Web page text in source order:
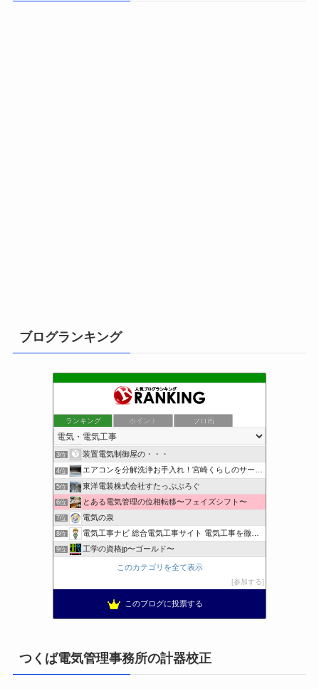
ブログランキング
ランキング ポイント ブロ画
小さな引越し屋と電気工事屋の奮闘記
2位 クリーンライフ始めまして
3位 装置電気制御屋の・・・
4位 エアコンを分解洗浄お手入れ！宮崎くらしのサービス
5位 東洋電装株式会社すたっぷぶろぐ
6位 とある電気管理の位相転移〜フェイズシフト〜
7位 電気の泉
8位 電気工事ナビ 総合電気工事サイト 電気工事を徹底解説
9位 工学の資格jp〜ゴールド〜
日置空調 | エアコン取付 鹿児島 | 鹿児島のエアコン工事
太陽光発電で、第二の年金.JP茨城県鹿嶋市赤嶺電研企画ブログ
このカテゴリを全て表示
参加する
このブログに投票する
つくば電気管理事務所の計器校正